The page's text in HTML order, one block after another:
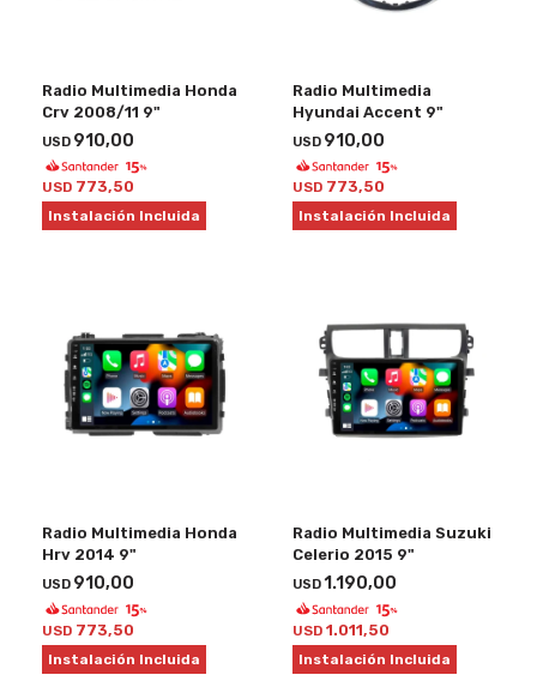
Radio Multimedia Honda
Crv 2008/11 9"
USD 910,00
USD 773,50
Instalación Incluida
Radio Multimedia
Hyundai Accent 9"
USD 910,00
USD 773,50
Instalación Incluida
Radio Multimedia Honda
Hrv 2014 9"
USD 910,00
USD 773,50
Instalación Incluida
Radio Multimedia Suzuki
Celerio 2015 9"
USD1.190,00
USD 1.011,50
Instalación Incluida